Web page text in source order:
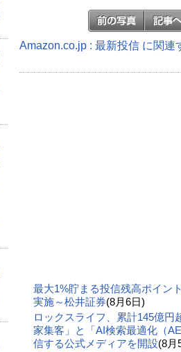
Amazon.co.jp : 最新投信 に関連
最大1%貯まる投信残高ポイン
実施～松井証券(8月6日)
ロックスライフ、累計145億円
家集客」と「AI検索最適化（
信する公式メディアを開設(8月